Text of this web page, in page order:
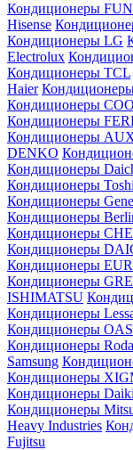
Кондиционеры
Hisense
Кондиционеры LG
Electrolux
Кондиционеры TCL
Haier
Кондиционеры
Кондиционеры
Кондиционеры
DENKO
Кондиционеры
Кондиционеры
Кондиционеры
Кондиционеры
Кондиционеры
Кондиционеры
Кондиционеры
Кондиционеры
ISHIMATSU
Кондиционеры
Кондиционеры
Кондиционеры Roda
Samsung
Кондиционеры
Кондиционеры
Кондиционеры
Heavy Industries
Fujitsu